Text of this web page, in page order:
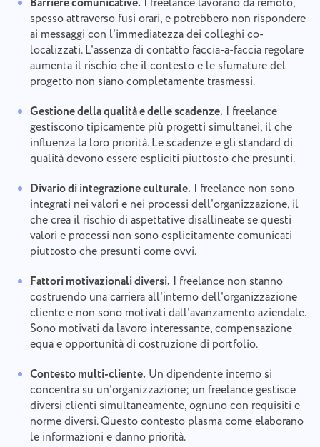
Barriere comunicative. I freelance lavorano da remoto,
spesso attraverso fusi orari, e potrebbero non rispondere
ai messaggi con l'immediatezza dei colleghi co-
localizzati. L'assenza di contatto faccia-a-faccia regolare
aumenta il rischio che il contesto e le sfumature del
progetto non siano completamente trasmessi.
Gestione della qualità e delle scadenze. I freelance
gestiscono tipicamente più progetti simultanei, il che
influenza la loro priorità. Le scadenze e gli standard di
qualità devono essere espliciti piuttosto che presunti.
Divario di integrazione culturale. I freelance non sono
integrati nei valori e nei processi dell'organizzazione, il
che crea il rischio di aspettative disallineate se questi
valori e processi non sono esplicitamente comunicati
piuttosto che presunti come ovvi.
Fattori motivazionali diversi. I freelance non stanno
costruendo una carriera all'interno dell'organizzazione
cliente e non sono motivati dall'avanzamento aziendale.
Sono motivati da lavoro interessante, compensazione
equa e opportunità di costruzione di portfolio.
Contesto multi-cliente. Un dipendente interno si
concentra su un'organizzazione; un freelance gestisce
diversi clienti simultaneamente, ognuno con requisiti e
norme diversi. Questo contesto plasma come elaborano
le informazioni e danno priorità.